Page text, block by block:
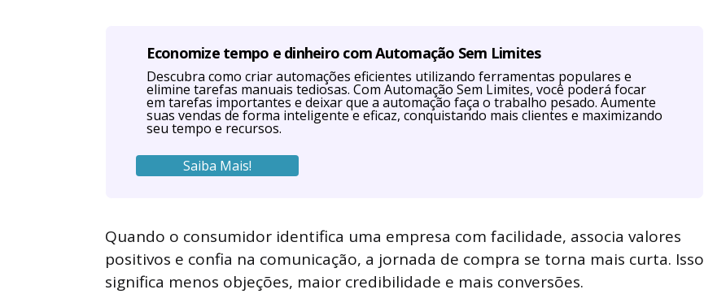
Economize tempo e dinheiro com Automação Sem Limites
Descubra como criar automações eficientes utilizando ferramentas populares e
elimine tarefas manuais tediosas. Com Automação Sem Limites, você poderá focar
em tarefas importantes e deixar que a automação faça o trabalho pesado. Aumente
suas vendas de forma inteligente e eficaz, conquistando mais clientes e maximizando
seu tempo e recursos.
Saiba Mais!
Quando o consumidor identifica uma empresa com facilidade, associa valores
positivos e confia na comunicação, a jornada de compra se torna mais curta. Isso
significa menos objeções, maior credibilidade e mais conversões.